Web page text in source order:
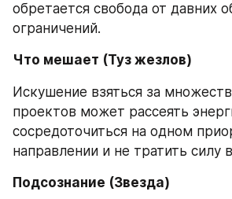
обретается свобода от давних
ограничений.
Что мешает (Туз жезлов)
Искушение взяться за
проектов может рассеять
сосредоточиться на одном
направлении и не тратить силу
Подсознание (Звезда)